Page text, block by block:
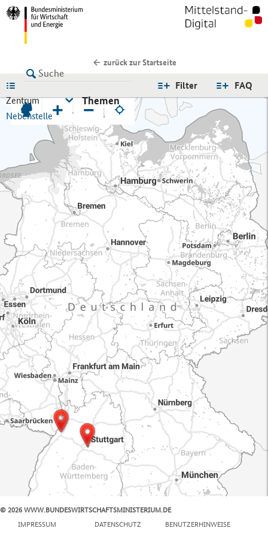
zurück zur Startseite
FAQ
Filter
Zentrum
Nebenstelle
Themen
+ −
© 2026 WWW.BUNDESWIRTSCHAFTSMINISTERIUM.DE
IMPRESSUM
DATENSCHUTZ BENUTZERHINWEISE